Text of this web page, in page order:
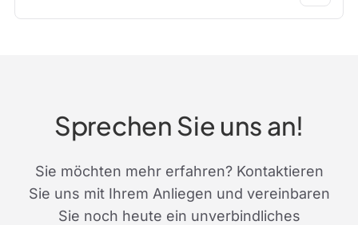
Sprechen Sie uns an!
Sie möchten mehr erfahren? Kontaktieren
Sie uns mit Ihrem Anliegen und vereinbaren
Sie noch heute ein unverbindliches